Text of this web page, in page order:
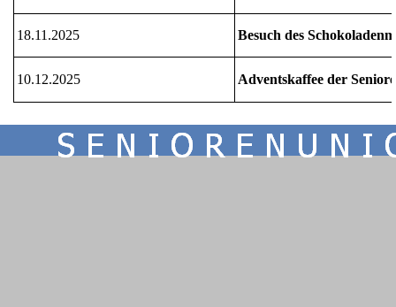
18.11.2025 Besuch des
10.12.2025 Adventskaffee der